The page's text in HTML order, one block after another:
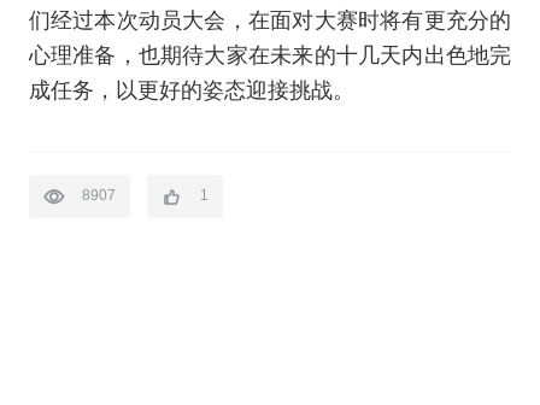
们经过本次动员大会，在面对大赛时将有更充分的
心理准备，也期待大家在未来的十几天内出色地完
成任务，以更好的姿态迎接挑战。
8907 1